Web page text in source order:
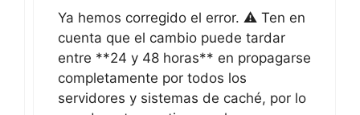
Ya hemos corregido el error. ⚠️ Ten en
cuenta que el cambio puede tardar
entre **24 y 48 horas** en propagarse
completamente por todos los
servidores y sistemas de caché, por lo